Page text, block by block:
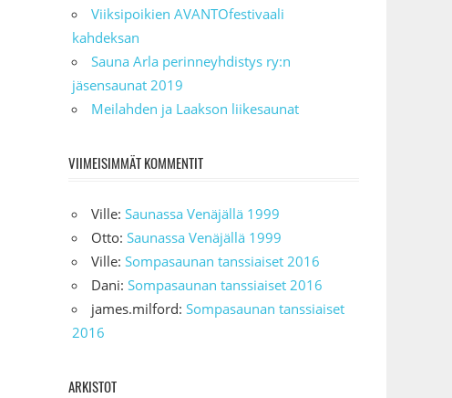
Viiksipoikien AVANTOfestivaali
kahdeksan
Sauna Arla perinneyhdistys ry:n
jäsensaunat 2019
Meilahden ja Laakson liikesaunat
VIIMEISIMMÄT KOMMENTIT
Ville:Saunassa Venäjällä 1999
Otto:Saunassa Venäjällä 1999
Ville:Sompasaunan tanssiaiset 2016
Dani:Sompasaunan tanssiaiset 2016
james.milford:Sompasaunan tanssiaiset
2016
ARKISTOT